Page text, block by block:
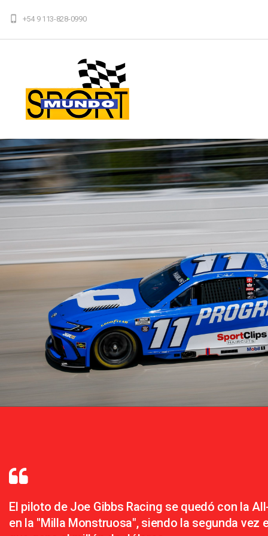
+54 9 113-828-0990
El piloto de Joe Gibbs Racing se quedó con la
en la "Milla Monstruosa", siendo la segunda vez